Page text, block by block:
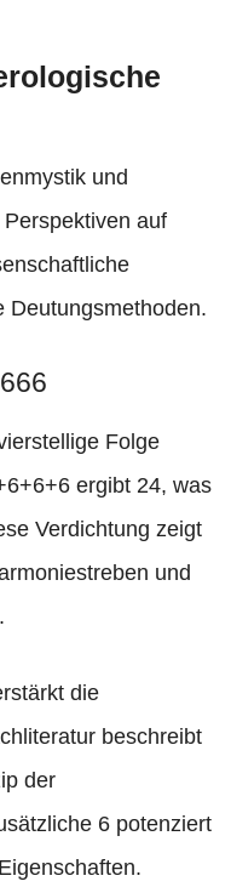
und
auf
Deutungsmethoden.
Folge
ergibt 24, was
Verdichtung zeigt
und
die
beschreibt
der
6 potenziert